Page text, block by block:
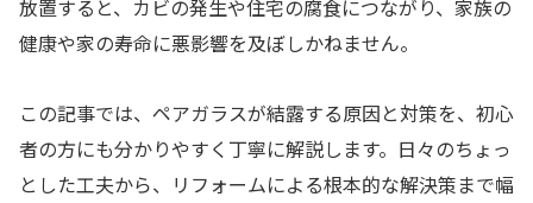
放置すると、カビの発生や住宅の腐食につながり、家族の
健康や家の寿命に悪影響を及ぼしかねません。
この記事では、ペアガラスが結露する原因と対策を、初心
者の方にも分かりやすく丁寧に解説します。日々のちょっ
とした工夫から、リフォームによる根本的な解決策まで幅